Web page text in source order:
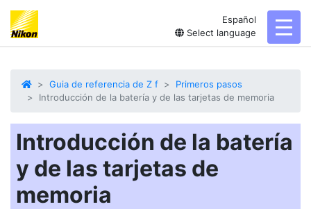
Español
Select language
Guia de referencia de Z f
Primeros pasos
Introducción de la batería y de las tarjetas de memoria
Introducción de la batería
y de las tarjetas de
memoria